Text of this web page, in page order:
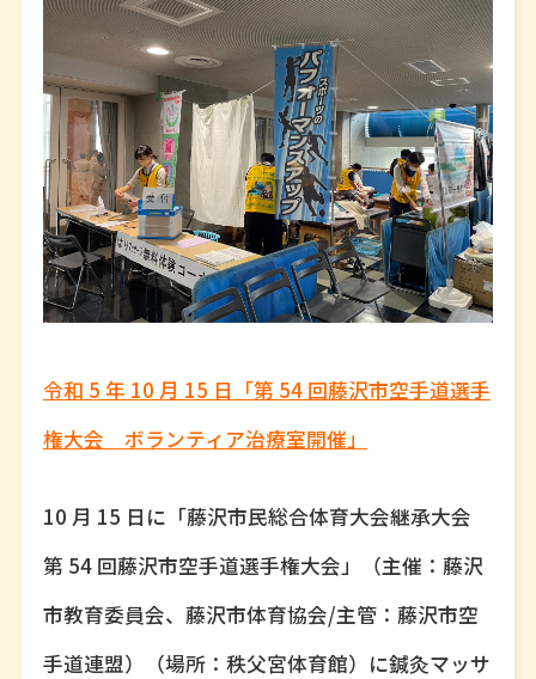
令和 5 年 10 月 15 日「第 54 回藤沢市空手道選手
権大会 ボランティア治療室開催」
10 月 15 日に「藤沢市民総合体育大会継承大会
第 54 回藤沢市空手道選手権大会」（主催：藤沢
市教育委員会、藤沢市体育協会/主管：藤沢市空
手道連盟）（場所：秩父宮体育館）に鍼灸マッサ